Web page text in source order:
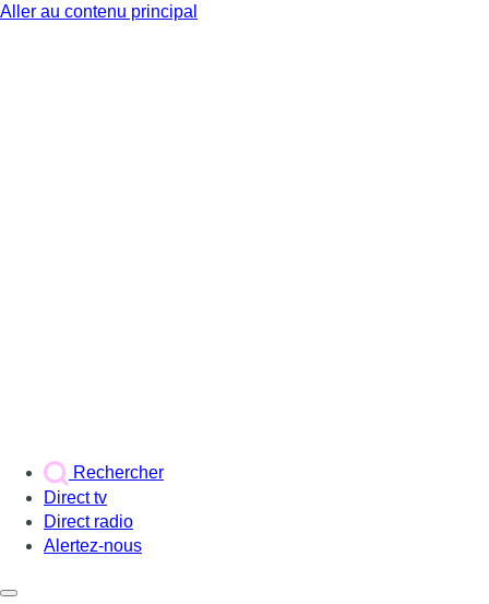
Aller au contenu principal
Rechercher
Direct tv
Direct radio
Alertez-nous